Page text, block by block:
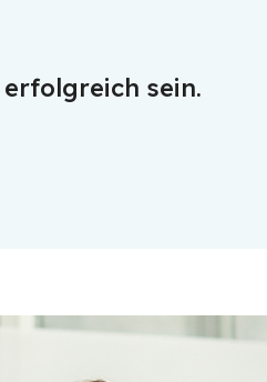
sein.